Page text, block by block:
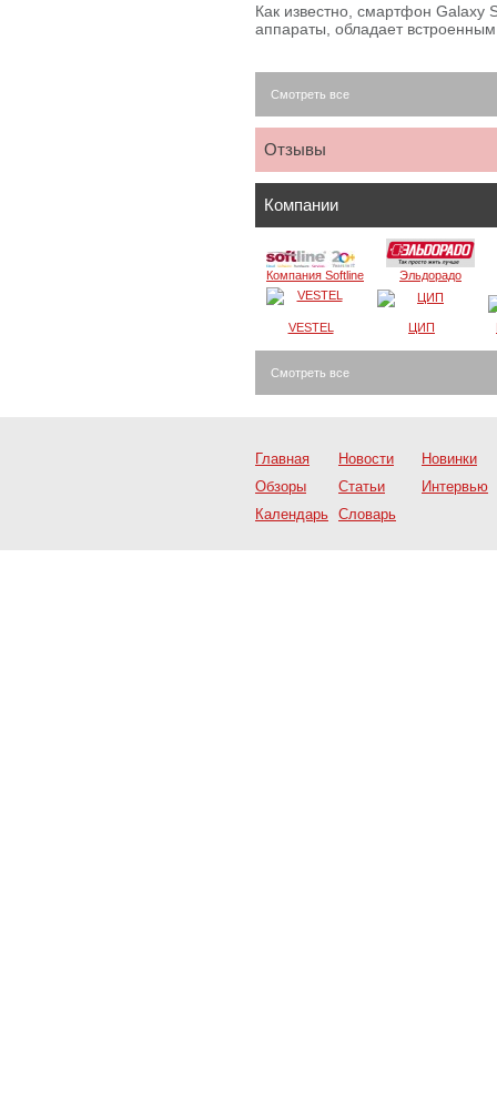
Как известно, смартфон Galaxy
аппараты, обладает
Смотреть все
Отзывы
Компании
Компания Softline Эльдорадо
VESTEL ЦИП
Смотреть все
Главная Новости
Новинки
Обзоры
Статьи
Интервью
Календарь Словарь